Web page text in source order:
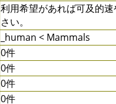
利用希望があれば可及的
さい。
_human < Mammals
0件
0件
0件
0件